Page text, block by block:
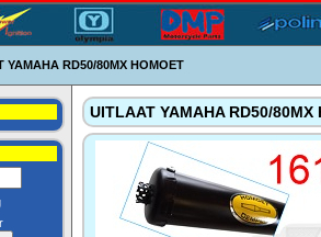
YAMAHA RD50/80MX HOMOET
UITLAAT YAMAHA RD50/80MX